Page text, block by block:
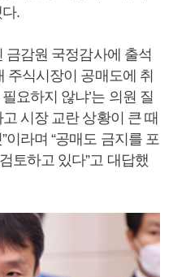
.
금감원 국정감사에 출석
주식시장이 공매도에 취
요하지 않냐’는 의원 질
시장 교란 상황이 큰 때
이라며 “공매도 금지를 포
토하고 있다”고 대답했